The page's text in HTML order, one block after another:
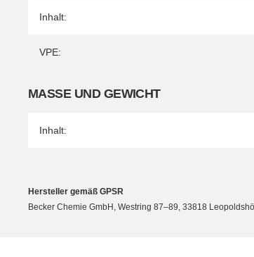
Produkteigenschaft
Wert
Inhalt:
VPE:
MASSE UND GEWICHT
Inhalt:
Hersteller gemäß GPSR
Becker Chemie GmbH, Westring 87–89, 33818